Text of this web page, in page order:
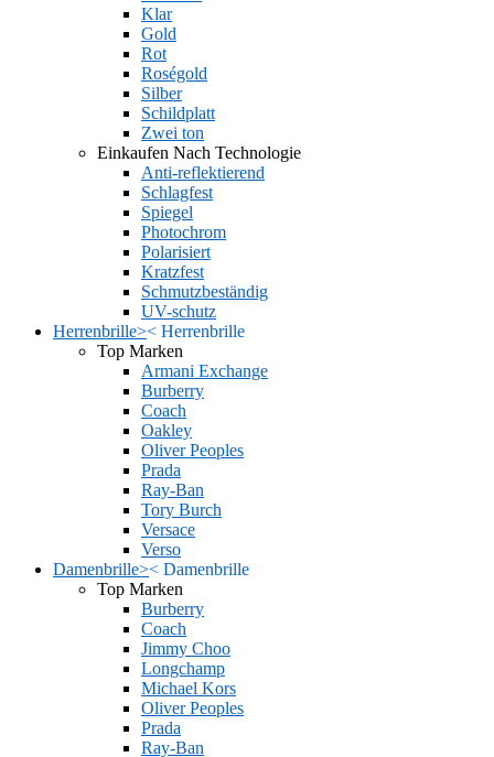
Klar
Gold
Rot
Roségold
Silber
Schildplatt
Zwei ton
Einkaufen Nach Technologie
Anti-reflektierend
Schlagfest
Spiegel
Photochrom
Polarisiert
Kratzfest
Schmutzbeständig
UV-schutz
Herrenbrille>< Herrenbrille
Top Marken
Armani Exchange
Burberry
Coach
Oakley
Oliver Peoples
Prada
Ray-Ban
Tory Burch
Versace
Verso
Damenbrille>< Damenbrille
Top Marken
Burberry
Coach
Jimmy Choo
Longchamp
Michael Kors
Oliver Peoples
Prada
Ray-Ban